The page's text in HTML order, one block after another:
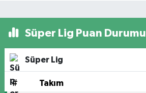
Süper Lig Puan Durumu
Süper Lig
# Takım